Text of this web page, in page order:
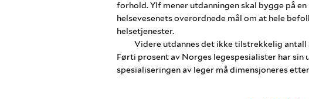
forhold. Ylf mener utdanningen skal bygge på
helsevesenets overordnede mål om at hele
helsetjenester.
Videre utdannes det ikke tilstrekkelig
Førti prosent av Norges legespesialister har sin
spesialiseringen av leger må dimensjoneres